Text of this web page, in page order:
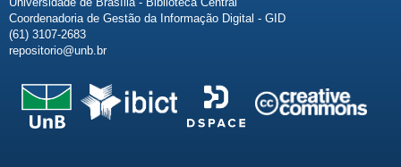
Coordenadoria de Gestão da Informação Digital - GID
(61) 3107-2683
repositorio@unb.br